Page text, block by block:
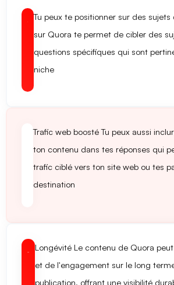
Tu peux te positionner sur des sujets
sur Quora te permet de cibler des
questions spécifiques qui sont
niche
Trafic web boostéTu peux aussi
ton contenu dans tes réponses qui
trafic ciblé vers ton site web ou tes
destination
LongévitéLe contenu de Quora
et de l'engagement sur le long
publication, offrant une visibilité